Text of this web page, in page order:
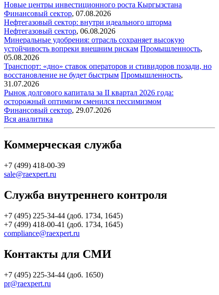
Новые центры инвестиционного роста Кыргызстана
Финансовый сектор, 07.08.2026
Нефтегазовый сектор: внутри идеального шторма
Нефтегазовый сектор, 06.08.2026
Минеральные удобрения: отрасль сохраняет высокую
устойчивость вопреки внешним рискам Промышленность,
05.08.2026
Транспорт: «дно» ставок операторов и стивидоров позади, но
восстановление не будет быстрым Промышленность,
31.07.2026
Рынок долгового капитала за II квартал 2026 года:
осторожный оптимизм сменился пессимизмом
Финансовый сектор, 29.07.2026
Вся аналитика
Коммерческая служба
+7 (499) 418-00-39
sale@raexpert.ru
Служба внутреннего контроля
+7 (495) 225-34-44 (доб. 1734, 1645)
+7 (499) 418-00-41 (доб. 1734, 1645)
compliance@raexpert.ru
Контакты для СМИ
+7 (495) 225-34-44 (доб. 1650)
pr@raexpert.ru